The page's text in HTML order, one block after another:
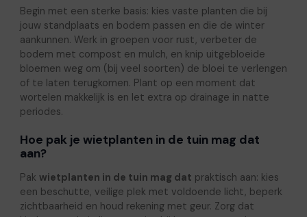
Begin met een sterke basis: kies vaste planten die bij
jouw standplaats en bodem passen en die de winter
aankunnen. Werk in groepen voor rust, verbeter de
bodem met compost en mulch, en knip uitgebloeide
bloemen weg om (bij veel soorten) de bloei te verlengen
of te laten terugkomen. Plant op een moment dat
wortelen makkelijk is en let extra op drainage in natte
periodes.
Hoe pak je wietplanten in de tuin mag dat
aan?
Pak wietplanten in de tuin mag dat praktisch aan: kies
een beschutte, veilige plek met voldoende licht, beperk
zichtbaarheid en houd rekening met geur. Zorg dat